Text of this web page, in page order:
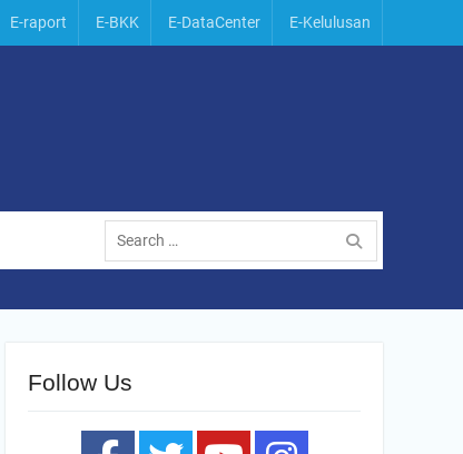
E-raport E-BKK E-DataCenter E-Kelulusan
Search
for:
Follow Us